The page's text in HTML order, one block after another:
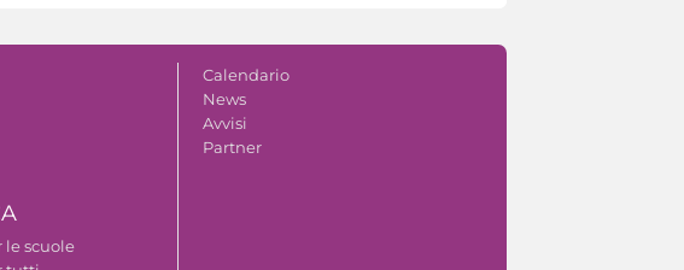
le scuole
Calendario
News
Avvisi
Partner